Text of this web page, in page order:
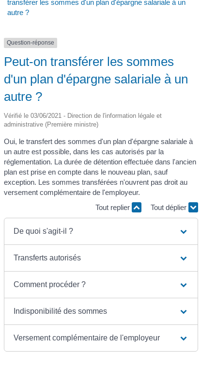
transférer les sommes d'un plan d'épargne salariale à un
autre ?
Question-réponse
Peut-on transférer les sommes
d'un plan d'épargne salariale à un
autre ?
Vérifié le 03/06/2021 - Direction de l'information légale et
administrative (Première ministre)
Oui, le transfert des sommes d'un plan d'épargne salariale à
un autre est possible, dans les cas autorisés par la
réglementation. La durée de détention effectuée dans l'ancien
plan est prise en compte dans le nouveau plan, sauf
exception. Les sommes transférées n'ouvrent pas droit au
versement complémentaire de l'employeur.
Tout replier
Tout déplier
De quoi s'agit-il ?
Transferts autorisés
Comment procéder ?
Indisponibilité des sommes
Versement complémentaire de l'employeur